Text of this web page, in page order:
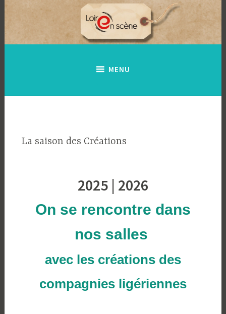
Accéder
contenu
principal
MENU
La saison des Créations
2025 | 2026
On se rencontre dans
nos salles
avec les créations des
compagnies ligériennes